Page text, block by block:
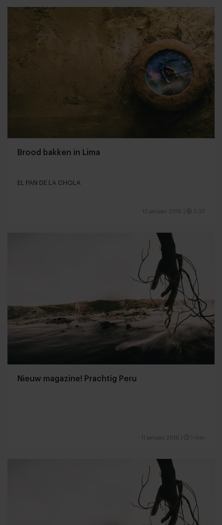
Brood bakken in Lima
EL PAN DE LA CHOLA
12 januari 2016 3:37
Nieuw magazine! Prachtig Peru
11 januari 2016 1 min